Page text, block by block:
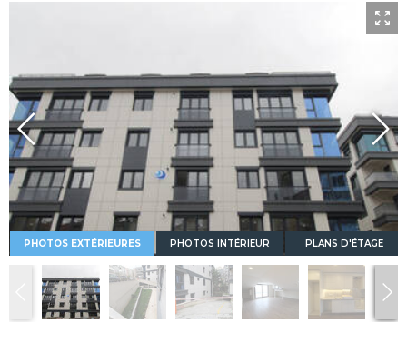
PHOTOS EXTÉRIEURES PHOTOS INTÉRIEUR PLANS D'ÉTAGE